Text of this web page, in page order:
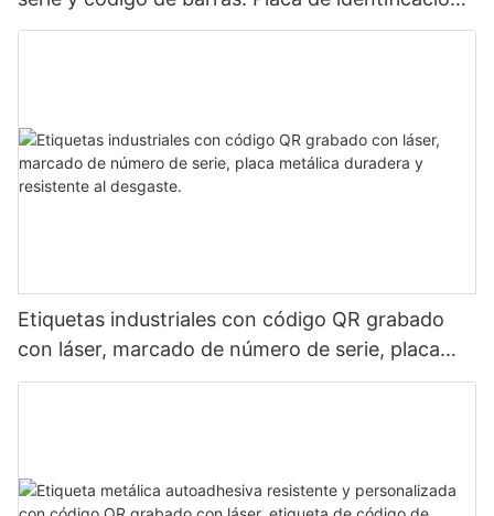
de aluminio para identificación de activos
Etiquetas industriales con código QR grabado
con láser, marcado de número de serie, placa
metálica duradera y resistente al desgaste.